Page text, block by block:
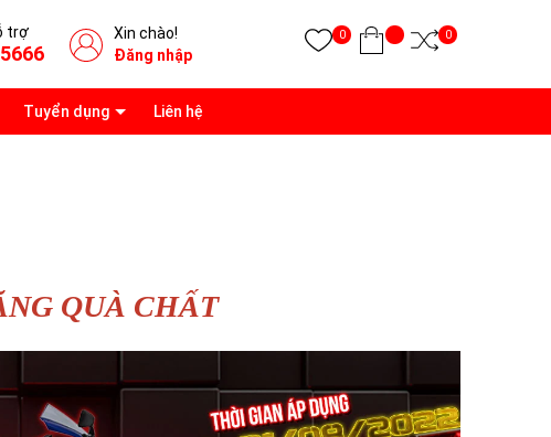
trợ
Xin chào!
Đăng nhập
0 0
Tuyển dụng Liên hệ
QUÀ CHẤT